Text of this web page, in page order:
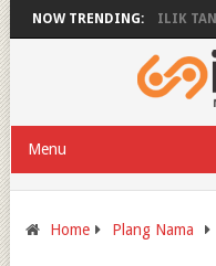
NOW TRENDING:
NAMA PEMILIK TANAH
Menu
Home Plang Nama